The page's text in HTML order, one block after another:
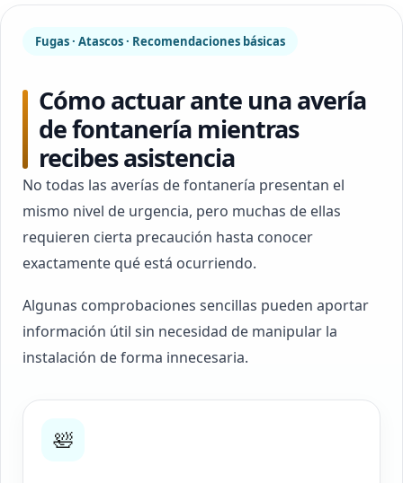
Fugas · Atascos · Recomendaciones básicas
Cómo actuar ante una avería
de fontanería mientras
recibes asistencia
No todas las averías de fontanería presentan el
mismo nivel de urgencia, pero muchas de ellas
requieren cierta precaución hasta conocer
exactamente qué está ocurriendo.
Algunas comprobaciones sencillas pueden aportar
información útil sin necesidad de manipular la
instalación de forma innecesaria.
🛀